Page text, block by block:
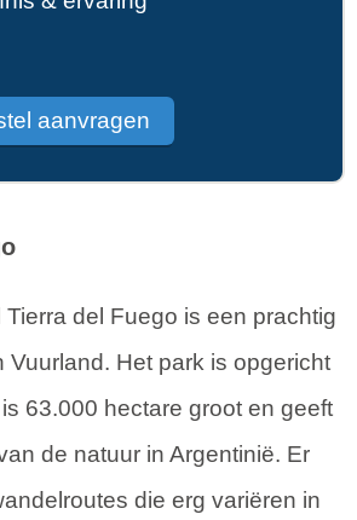
aanvragen
del Fuego is een prachtig
Vuurland. Het park is opgericht
63.000 hectare groot en geeft
de natuur in Argentinië. Er
die erg variëren in